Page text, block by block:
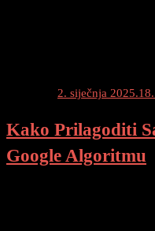
2. siječnja 2025.
Kako Prilagoditi
Google Algoritmu